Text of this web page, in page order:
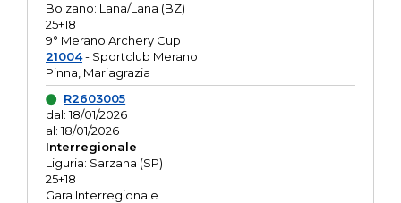
Bolzano: Lana/Lana (BZ)
25+18
9° Merano Archery Cup
21004- Sportclub Merano
Pinna, Mariagrazia
R2603005
dal: 18/01/2026
al: 18/01/2026
Interregionale
Liguria: Sarzana (SP)
25+18
Gara Interregionale